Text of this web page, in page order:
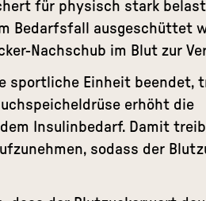
für physisch stark
Bedarfsfall ausgeschüttet
Nachschub im Blut zur
sportliche Einheit
erhöht die
Insulinbedarf. Damit
sodass der